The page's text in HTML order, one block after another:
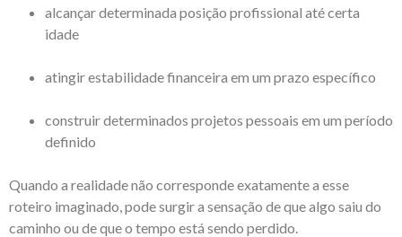
alcançar determinada posição profissional até certa
idade
atingir estabilidade financeira em um prazo específico
construir determinados projetos pessoais em um período
definido
Quando a realidade não corresponde exatamente a esse
roteiro imaginado, pode surgir a sensação de que algo saiu do
caminho ou de que o tempo está sendo perdido.